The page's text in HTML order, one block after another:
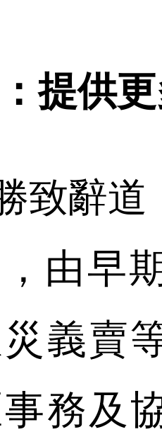
提供
致辭道
，由早
義賣
務及